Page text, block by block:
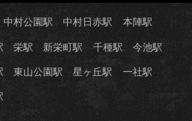
中村公園駅 中村日赤駅 本陣駅
栄駅 新栄町駅 千種駅 今池駅
東山公園駅 星ヶ丘駅 一社駅